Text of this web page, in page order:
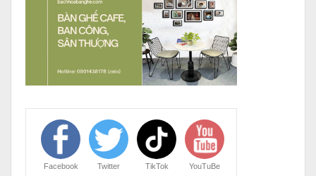
Facebook Twitter TikTok YouTuBe